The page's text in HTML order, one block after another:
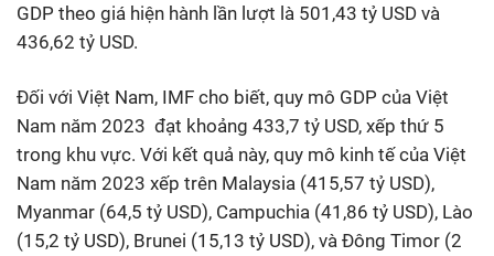
GDP theo giá hiện hành lần lượt là 501,43 tỷ USD và
436,62 tỷ USD.
Đối với Việt Nam, IMF cho biết, quy mô GDP của Việt
Nam năm 2023 đạt khoảng 433,7 tỷ USD, xếp thứ 5
trong khu vực. Với kết quả này, quy mô kinh tế của Việt
Nam năm 2023 xếp trên Malaysia (415,57 tỷ USD),
Myanmar (64,5 tỷ USD), Campuchia (41,86 tỷ USD), Lào
(15,2 tỷ USD), Brunei (15,13 tỷ USD), và Đông Timor (2